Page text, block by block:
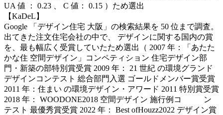
UA 値 ： 0.23 、 C 値： 0.15 ）ため選出
【KaDeL】
Google 「デザイン住宅 大阪」の検索結果を 50 位まで調査。
出てきた注文住宅会社の中で、 デザインに関する国内の賞
を、最も幅広く受賞していたため選出（ 2007 年：「あたた
かな住 空間デザイン」コンペティション 住宅デザイン部
門・新築の部特別賞受賞 2009 年： 21 世紀 の環境グランド
デザインコンテスト 総合部門入選 ゴールドメンバー賞受賞
2011 年：住まい の環境デザイン・アワード 2011 特別賞受賞
2018 年： WOODONE2018 空間デザイン 施行例コ ン
テスト 最優秀賞受賞 2022 年： Best ofHouzz2022 デザイン賞